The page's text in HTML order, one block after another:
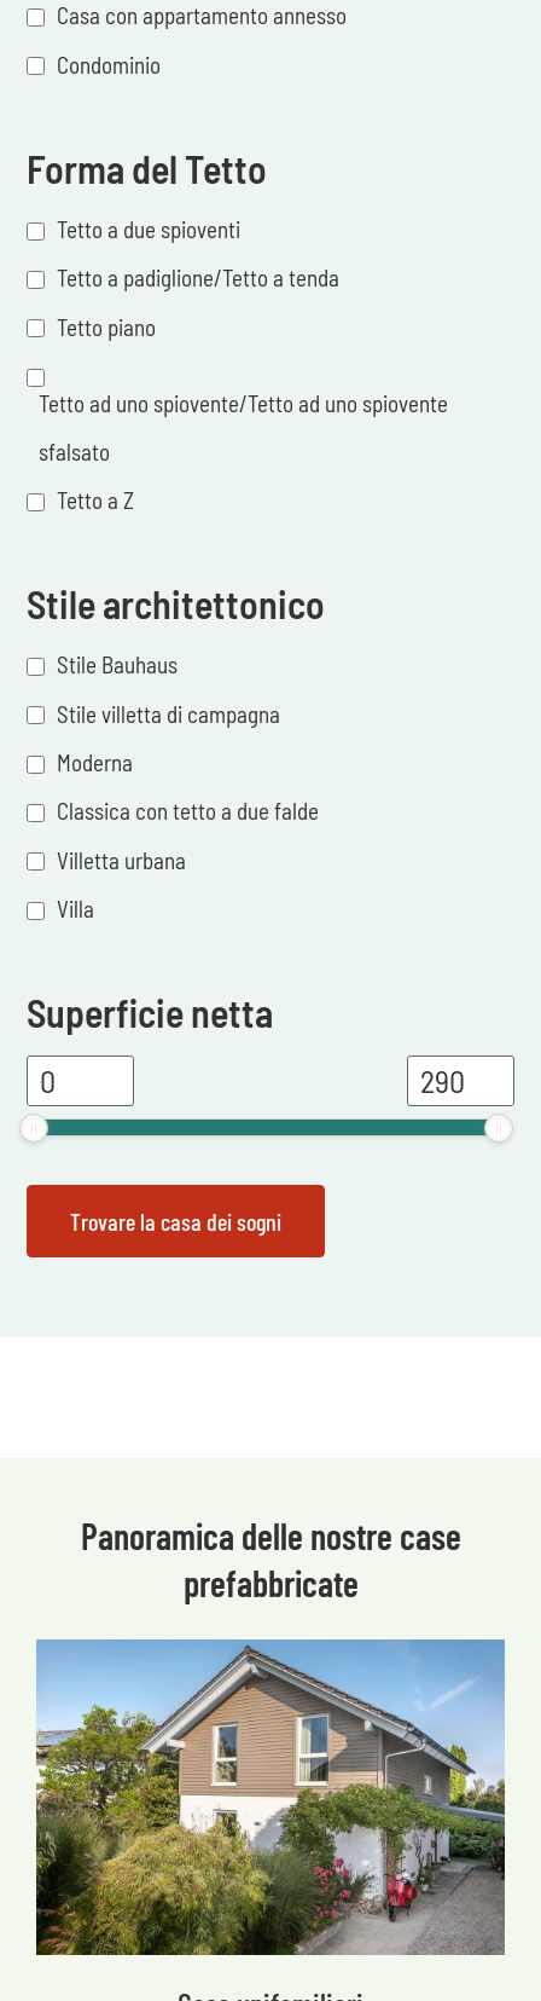
Casa con appartamento annesso
Condominio
Forma del Tetto
Tetto a due spioventi
Tetto a padiglione/Tetto a tenda
Tetto piano
Tetto ad uno spiovente/Tetto ad uno spiovente
sfalsato
Tetto a Z
Stile architettonico
Stile Bauhaus
Stile villetta di campagna
Moderna
Classica con tetto a due falde
Villetta urbana
Villa
Superficie netta
Panoramica delle nostre case
prefabbricate